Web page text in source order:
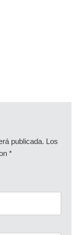
publicada. Los
*